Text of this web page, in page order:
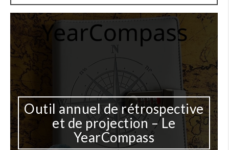
– Le
Une IA pour
documents